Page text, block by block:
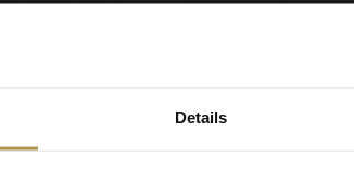
Details